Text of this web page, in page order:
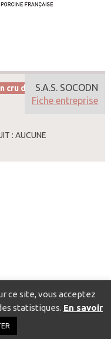
cru de pays,
: AUCUNE
S.A.S. SOCODN
Fiche entreprise
ce site, vous acceptez
statistiques. En savoir